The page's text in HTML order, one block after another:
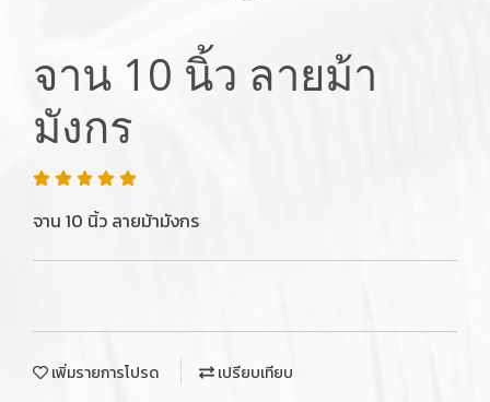
จาน 10 นิ้ว ลายม้า
มังกร
จาน 10 นิ้ว ลายม้ามังกร
เพิ่มรายการโปรด เปรียบเทียบ